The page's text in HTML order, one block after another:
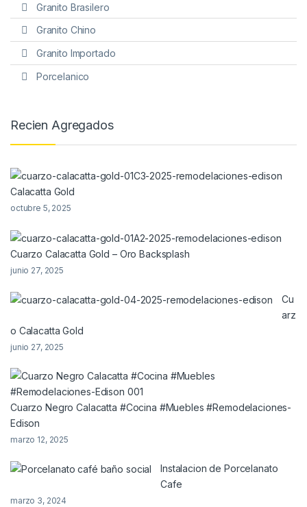
Granito Brasilero
Granito Chino
Granito Importado
Porcelanico
Recien Agregados
Calacatta Gold
octubre 5, 2025
Cuarzo Calacatta Gold – Oro Backsplash
junio 27, 2025
Cu
arz
o Calacatta Gold
junio 27, 2025
Cuarzo Negro Calacatta #Cocina #Muebles #Remodelaciones-
Edison
marzo 12, 2025
Instalacion de Porcelanato
Cafe
marzo 3, 2024